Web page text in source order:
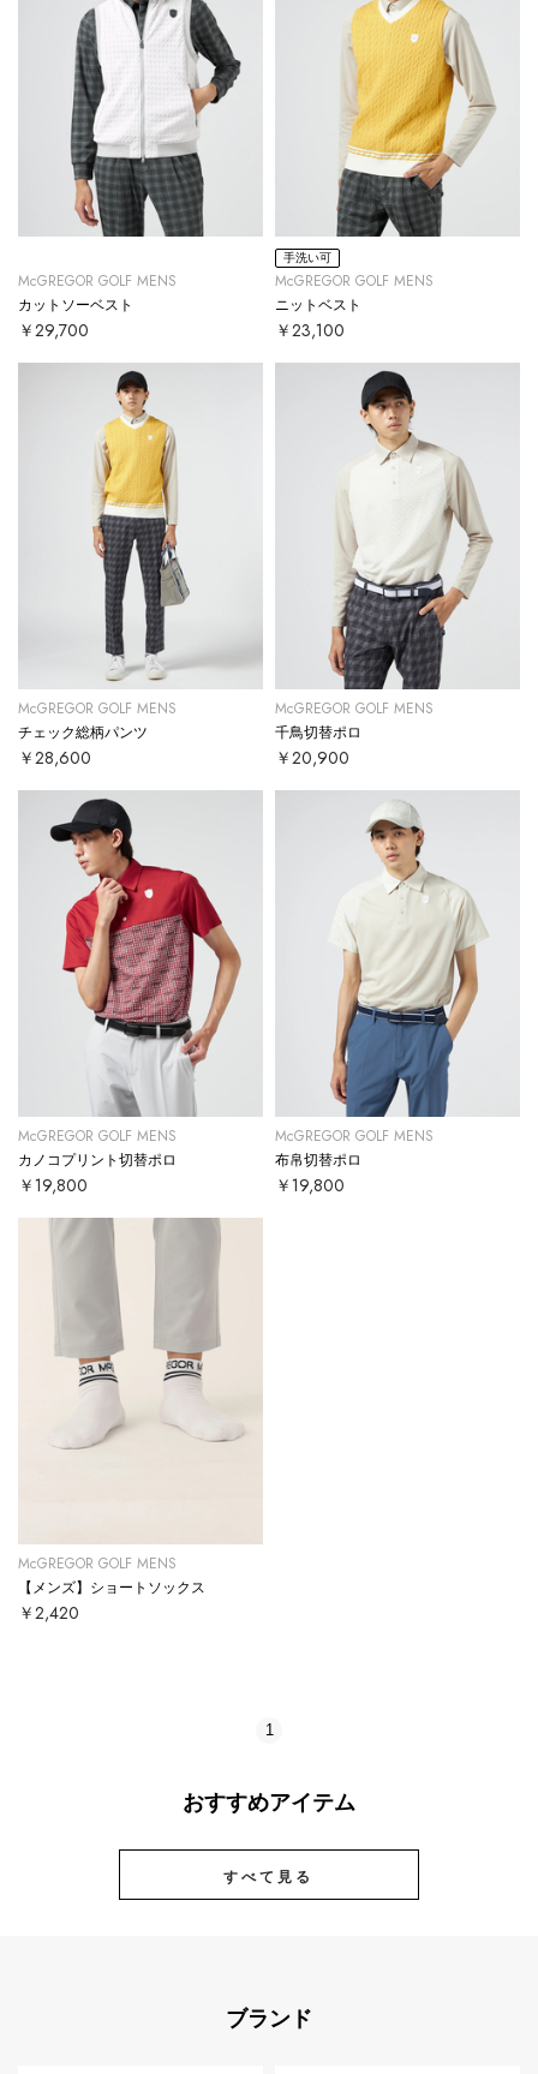
McGREGOR GOLF MENS
カットソーベスト
￥29,700
手洗い可
McGREGOR GOLF MENS
ニットベスト
￥23,100
McGREGOR GOLF MENS
チェック総柄パンツ
￥28,600
McGREGOR GOLF MENS
千鳥切替ポロ
￥20,900
McGREGOR GOLF MENS
カノコプリント切替ポロ
￥19,800
McGREGOR GOLF MENS
布帛切替ポロ
￥19,800
McGREGOR GOLF MENS
【メンズ】ショートソックス
￥2,420
1
おすすめアイテム
すべて見る
ブランド